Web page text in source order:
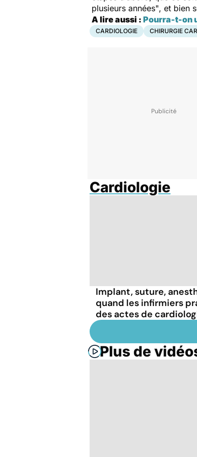
plusieurs années", et bien
A lire aussi : Pourra-t-on
CARDIOLOGIE CHIRURGIE
Cardiologie
Implant, suture,
quand les infirmiers
des actes de
Plus de